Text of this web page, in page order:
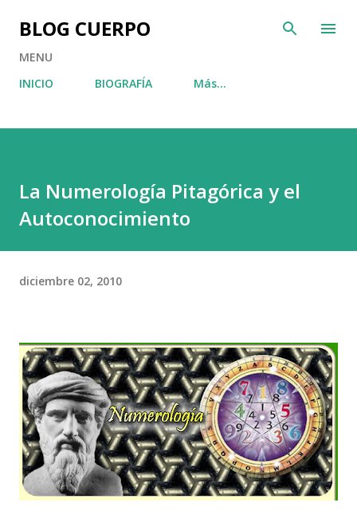
Ir al contenido principal
BLOG CUERPO
MENU
INICIO
BIOGRAFÍA Más…
La Numerología Pitagórica y el
Autoconocimiento
diciembre 02, 2010